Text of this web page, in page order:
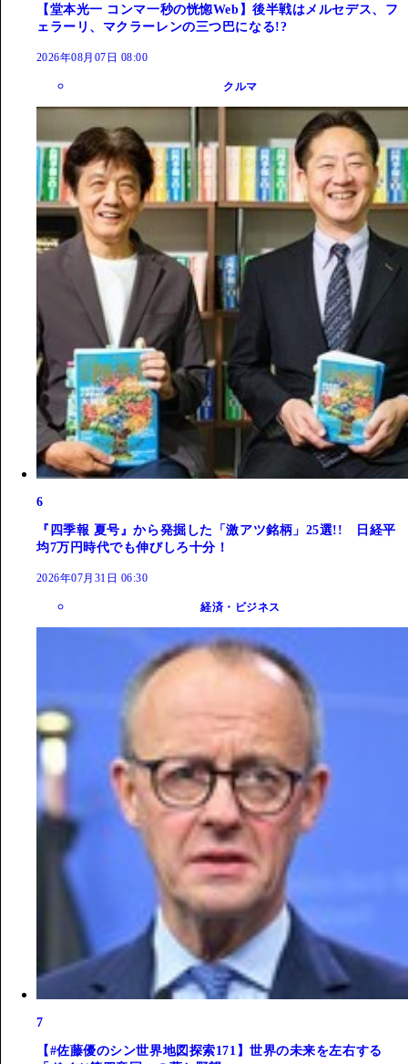
【堂本光一 コンマ一秒の恍惚Web】後半戦はメルセデス、フ
ェラーリ、マクラーレンの三つ巴になる!?
2026年08月07日 08:00
クルマ
6
『四季報 夏号』から発掘した「激アツ銘柄」25選!! 日経平
均7万円時代でも伸びしろ十分！
2026年07月31日 06:30
経済・ビジネス
7
【#佐藤優のシン世界地図探索171】世界の未来を左右する